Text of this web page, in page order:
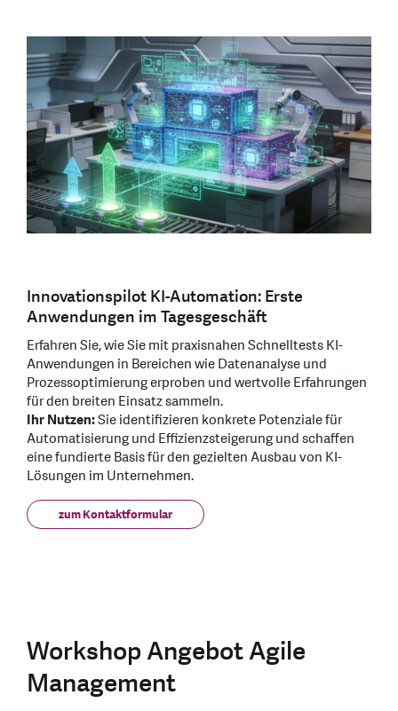
Innovationspilot KI-Automation: Erste
Anwendungen im Tagesgeschäft
Erfahren Sie, wie Sie mit praxisnahen Schnelltests KI-
Anwendungen in Bereichen wie Datenanalyse und
Prozessoptimierung erproben und wertvolle Erfahrungen
für den breiten Einsatz sammeln.
Ihr Nutzen:Sie identifizieren konkrete Potenziale für
Automatisierung und Effizienzsteigerung und schaffen
eine fundierte Basis für den gezielten Ausbau von KI-
Lösungen im Unternehmen.
zum Kontaktformular
Workshop Angebot Agile
Management